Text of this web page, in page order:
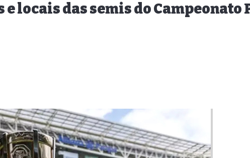
locais das semis do Campeonato